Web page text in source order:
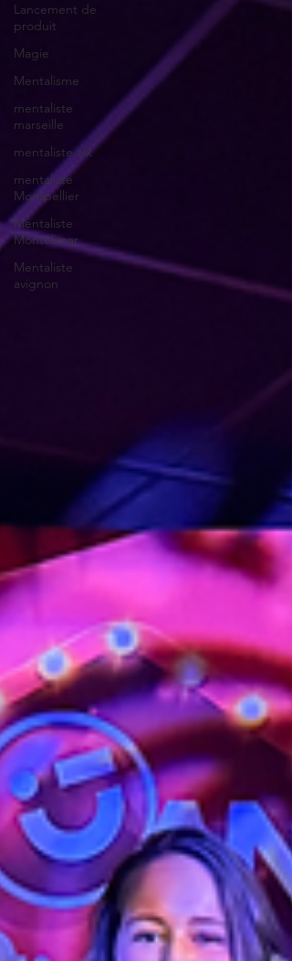
Lancement de
produit
Magie
Mentalisme
mentaliste
marseille
mentaliste aix
mentaliste
Montpellier
Mentaliste
Montélimar
Mentaliste
avignon